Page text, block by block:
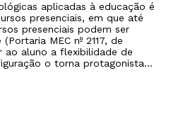
aplicadas à educação é
presenciais, em que até
presenciais podem ser
MEC nº 2117, de
ao aluno a flexibilidade de
o torna protagonista
seu conhecimento.